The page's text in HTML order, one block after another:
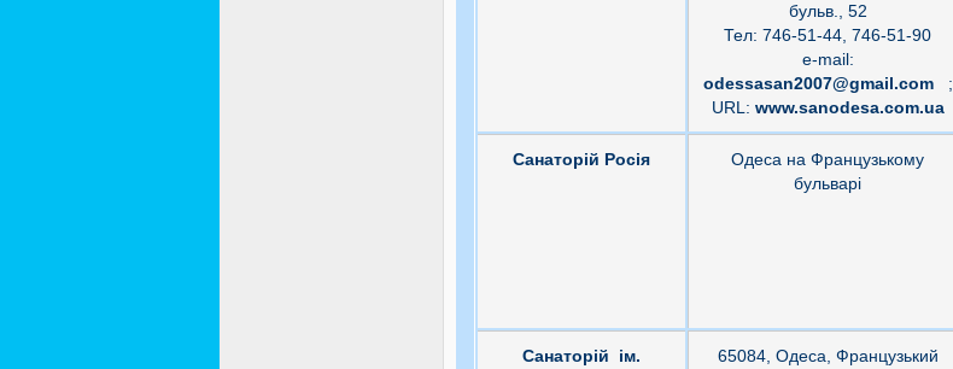
бульв., 52
Тел: 746-51-44, 746-51-90
е-mail:
odessasan2007@gmail.com;
URL: www.sanodesa.com.ua
Санаторій Росія
Одеса на Французькому
бульварі
Санаторій ім.
65084, Одеса, Французький